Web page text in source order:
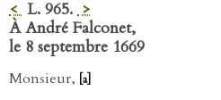
< L. 965. >
À André Falconet,
le 8 septembre 1669
Monsieur, [a]